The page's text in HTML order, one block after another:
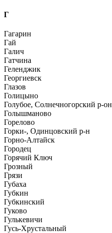
Г
Гагарин
Гай
Галич
Гатчина
Геленджик
Георгиевск
Глазов
Голицыно
Голубое, Солнечногорский р-он
Голышманово
Горелово
Горки-, Одинцовский р-н
Горно-Алтайск
Городец
Горячий Ключ
Грозный
Грязи
Губаха
Губкин
Губкинский
Гуково
Гулькевичи
Гусь-Хрустальный